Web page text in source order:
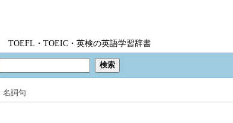
TOEFL・TOEIC・英検の英語学習辞書
名詞句